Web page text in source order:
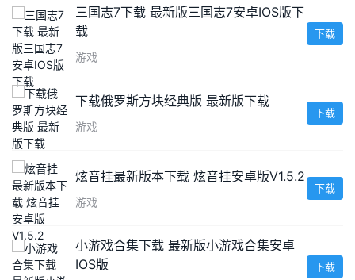
三国志7下载 最新版三国志7安卓IOS版下
载
游戏
下载
下载俄罗斯方块经典版 最新版下载
游戏
下载
炫音挂最新版本下载 炫音挂安卓版V1.5.2
游戏
下载
小游戏合集下载 最新版小游戏合集安卓
IOS版
下载